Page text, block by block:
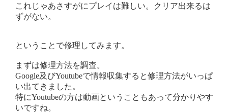
これじゃあさすがにプレイは難しい。クリア出来るは
ずがない。
ということで修理してみます。
まずは修理方法を調査。
Google及びYoutubeで情報収集すると修理方法がいっぱ
い出てきました。
特にYoutubeの方は動画ということもあって分かりやす
いですね。